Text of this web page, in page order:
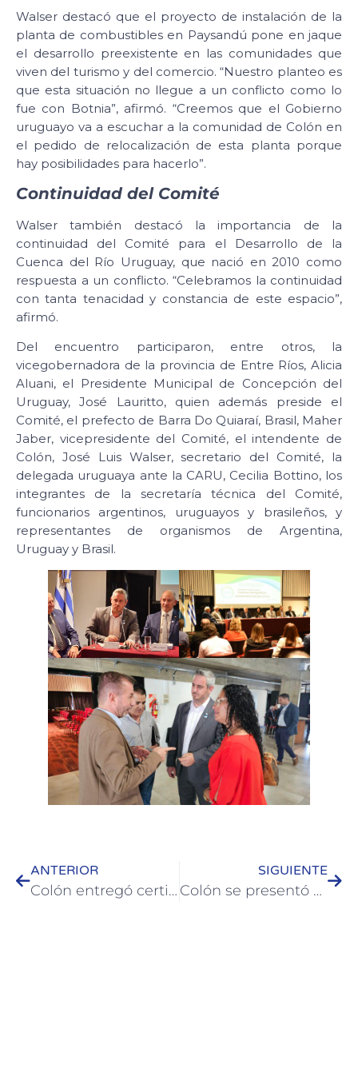
Walser destacó que el proyecto de instalación de la
planta de combustibles en Paysandú pone en jaque
el desarrollo preexistente en las comunidades que
viven del turismo y del comercio. “Nuestro planteo es
que esta situación no llegue a un conflicto como lo
fue con Botnia”, afirmó. “Creemos que el Gobierno
uruguayo va a escuchar a la comunidad de Colón en
el pedido de relocalización de esta planta porque
hay posibilidades para hacerlo”.
Continuidad del Comité
Walser también destacó la importancia de la
continuidad del Comité para el Desarrollo de la
Cuenca del Río Uruguay, que nació en 2010 como
respuesta a un conflicto. “Celebramos la continuidad
con tanta tenacidad y constancia de este espacio”,
afirmó.
Del encuentro participaron, entre otros, la
vicegobernadora de la provincia de Entre Ríos, Alicia
Aluani, el Presidente Municipal de Concepción del
Uruguay, José Lauritto, quien además preside el
Comité, el prefecto de Barra Do Quiaraí, Brasil, Maher
Jaber, vicepresidente del Comité, el intendente de
Colón, José Luis Walser, secretario del Comité, la
delegada uruguaya ante la CARU, Cecilia Bottino, los
integrantes de la secretaría técnica del Comité,
funcionarios argentinos, uruguayos y brasileños, y
representantes de organismos de Argentina,
Uruguay y Brasil.
ANTERIOR
Colón entregó certificados de homologación y habilitación turística a 17 alojamientos
SIGUIENTE
Colón se presentó en la Feria del Vino de Concepción del Uruguay y promocionó “Albores del Vino 2026”